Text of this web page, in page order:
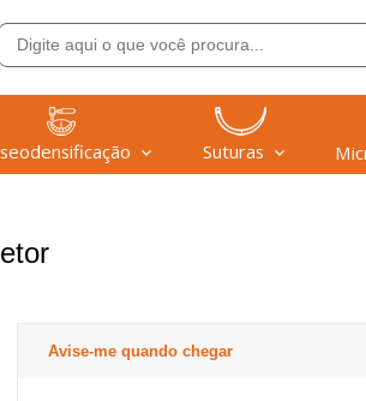
Suturas
Avise-me quando chegar